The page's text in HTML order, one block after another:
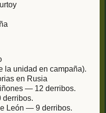
la unidad en campaña).
en Rusia
— 12 derribos.
derribos.
León — 9 derribos.